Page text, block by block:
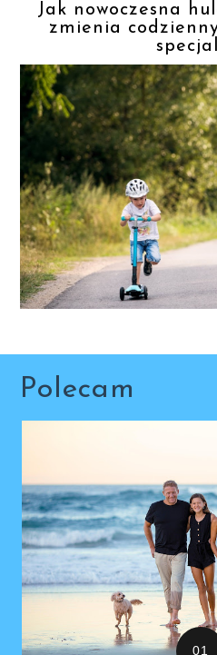
Jak nowoczesna
zmienia
Polecam